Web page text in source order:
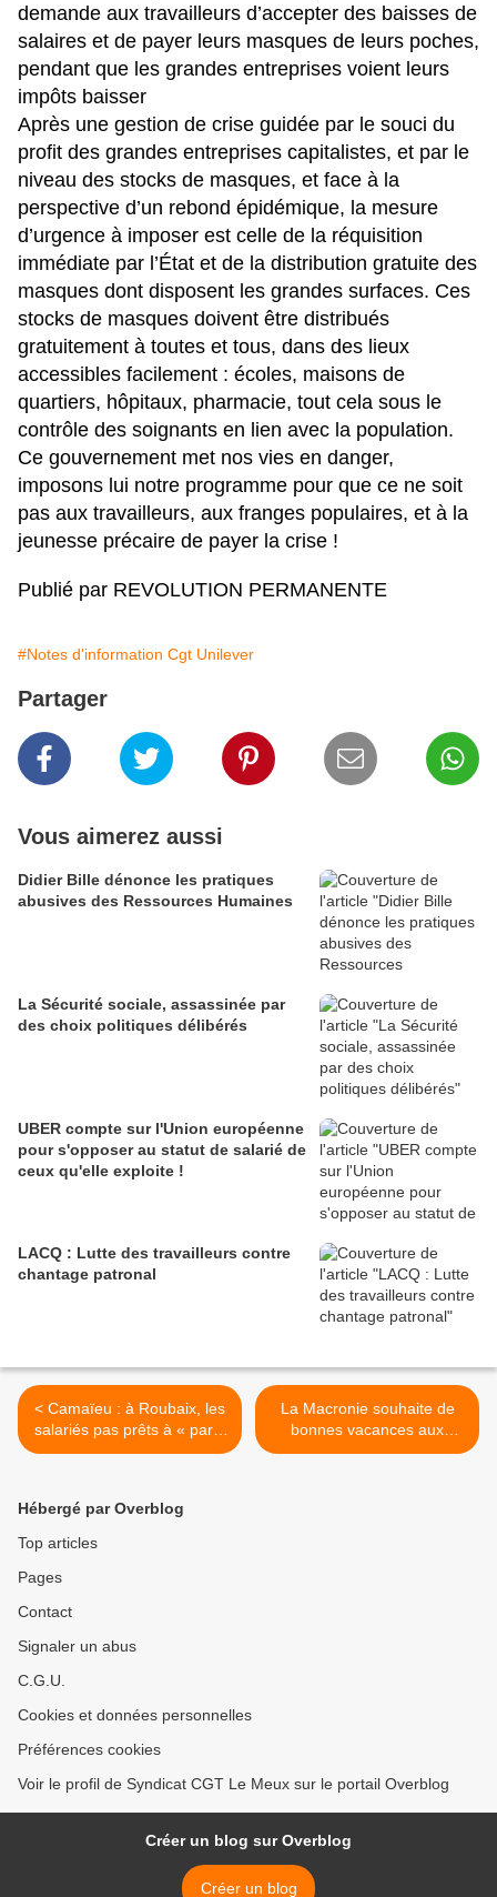
demande aux travailleurs d’accepter des baisses de
salaires et de payer leurs masques de leurs poches,
pendant que les grandes entreprises voient leurs
impôts baisser
Après une gestion de crise guidée par le souci du
profit des grandes entreprises capitalistes, et par le
niveau des stocks de masques, et face à la
perspective d’un rebond épidémique, la mesure
d’urgence à imposer est celle de la réquisition
immédiate par l’État et de la distribution gratuite des
masques dont disposent les grandes surfaces. Ces
stocks de masques doivent être distribués
gratuitement à toutes et tous, dans des lieux
accessibles facilement : écoles, maisons de
quartiers, hôpitaux, pharmacie, tout cela sous le
contrôle des soignants en lien avec la population.
Ce gouvernement met nos vies en danger,
imposons lui notre programme pour que ce ne soit
pas aux travailleurs, aux franges populaires, et à la
jeunesse précaire de payer la crise !
Publié par REVOLUTION PERMANENTE
#Notes d'information Cgt Unilever
Partager
Vous aimerez aussi
Didier Bille dénonce les pratiques
abusives des Ressources Humaines
La Sécurité sociale, assassinée par
des choix politiques délibérés
UBER compte sur l'Union européenne
pour s'opposer au statut de salarié de
ceux qu'elle exploite !
LACQ : Lutte des travailleurs contre
chantage patronal
< Camaïeu : à Roubaix, les
salariés pas prêts à « partir
avec un coup de pied au cul
La Macronie souhaite de
bonnes vacances aux
riches et au capital. Pour le
Hébergé par Overblog
Top articles
Pages
Contact
Signaler un abus
C.G.U.
Cookies et données personnelles
Préférences cookies
Voir le profil de Syndicat CGT Le Meux sur le portail Overblog
Créer un blog sur Overblog
Créer un blog